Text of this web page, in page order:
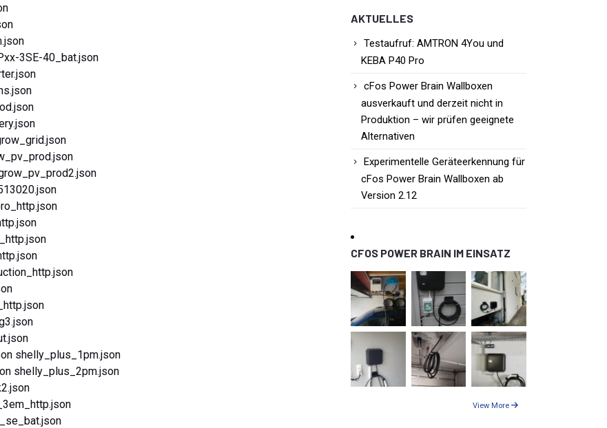
3SE-40_bat.json
shelly_plus_1pm.json
shelly_plus_2pm.json
AKTUELLES
Testaufruf: AMTRON 4You und
KEBA P40 Pro
cFos Power Brain Wallboxen
ausverkauft und derzeit nicht in
Produktion – wir prüfen geeignete
Alternativen
Experimentelle Geräteerkennung für
cFos Power Brain Wallboxen ab
Version 2.12
CFOS POWER BRAIN IM EINSATZ
View More